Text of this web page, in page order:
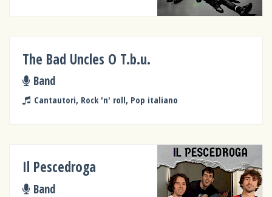
The Bad Uncles O T.b.u.
Band
Cantautori, Rock 'n' roll, Pop italiano
Il Pescedroga
Band